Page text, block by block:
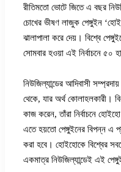
রীতিমতো ভোটে জিতে এ বছর
চোখের ভীষণ লাজুক পেঙ্গুইন
ঝালাপালা করে দেয়। বিশ্বে
সোমবার হওয়া এই নির্বাচনে ৫০
নিউজিল্যান্ডের আদিবাসী
থেকে, যার অর্থ কোলাহলকারী।
কাজ করেন, তাঁরা নির্বাচনে
এতে হয়তো পেঙ্গুইনের বিপন্ন এ
করা হবে। হোইহোকে বিশ্বের
একমাত্র নিউজিল্যান্ডেই এই